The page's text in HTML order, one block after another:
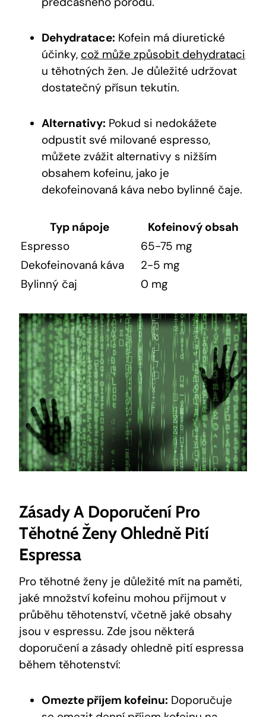
Dehydratace: Kofein má diuretické
účinky, což může způsobit dehydrataci
u těhotných žen. Je důležité udržovat
dostatečný přísun tekutin.
Alternativy: Pokud si nedokážete
odpustit své milované espresso,
můžete zvážit alternativy s nižším
obsahem kofeinu, jako je
dekofeinovaná káva nebo bylinné čaje.
Typ nápoje
Kofeinový obsah
Espresso
65-75 mg
Dekofeinovaná káva
2-5 mg
Bylinný čaj
0 mg
Zásady A Doporučení Pro
Těhotné Ženy Ohledně Pití
Espressa
Pro těhotné ženy je důležité mít na paměti,
jaké množství kofeinu mohou přijmout v
průběhu těhotenství, včetně jaké obsahy
jsou v espressu. Zde jsou některá
doporučení a zásady ohledně pití espressa
během těhotenství:
Omezte příjem kofeinu: Doporučuje